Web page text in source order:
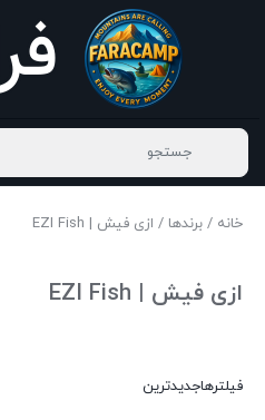
خانه / برندها / ازی فیش | EZI Fish
ازی فیش | EZI Fish
فیلترهاجدیدترین